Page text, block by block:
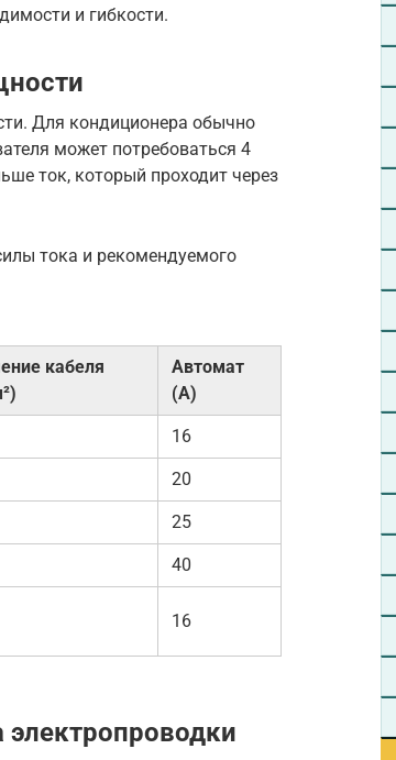
и гибкости.
Для кондиционера обычно
может потребоваться 4
ток, который проходит через
тока и рекомендуемого
кабеля
Автомат
(А)
16
20
25
40
16